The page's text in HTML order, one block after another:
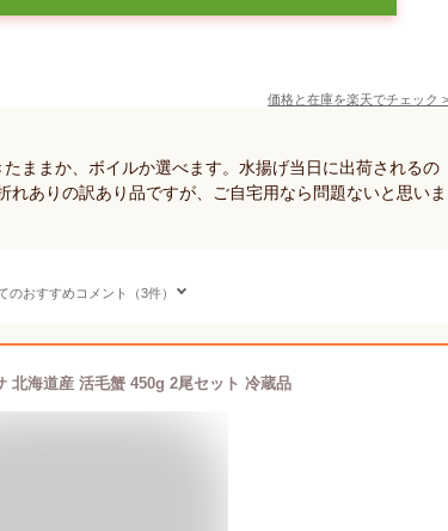
価格と在庫を楽天でチェック
ままか、ボイルか選べます。水揚げ当日に出荷されるの
れありの訳あり品ですが、ご自宅用なら問題ないと思いま
のおすすめコメント（3件）
北海道産 活毛蟹 450g 2尾セット 冷蔵品